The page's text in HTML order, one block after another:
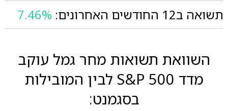
תשואה ב12 החודשים האחרונים:
7.46%
השוואת תשואות מחר גמל עוקב
מדד 500 S&P לבין המובילות
בסגמנט: